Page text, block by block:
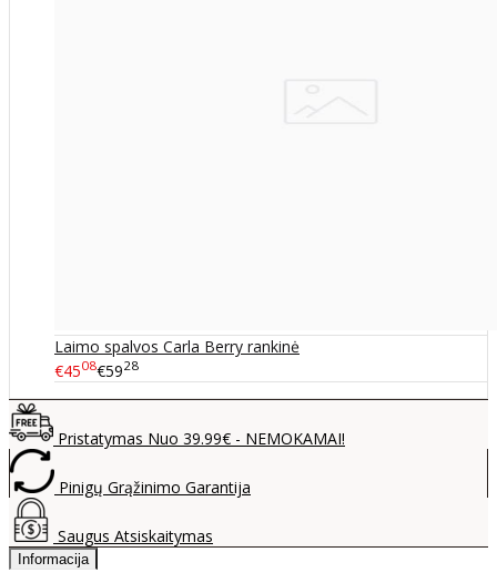
Laimo spalvos Carla Berry rankinė
€4508€5928
Pristatymas Nuo 39.99€ - NEMOKAMAI!
Pinigų Grąžinimo Garantija
Saugus Atsiskaitymas
Informacija